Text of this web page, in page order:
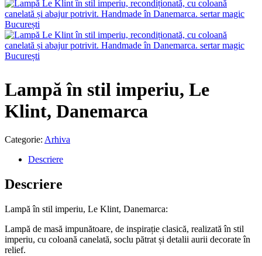
Lampă în stil imperiu, Le
Klint, Danemarca
Categorie: Arhiva
Descriere
Descriere
Lampă în stil imperiu, Le Klint, Danemarca:
Lampă de masă impunătoare, de inspirație clasică, realizată în stil
imperiu, cu coloană canelată, soclu pătrat și detalii aurii decorate în
relief.